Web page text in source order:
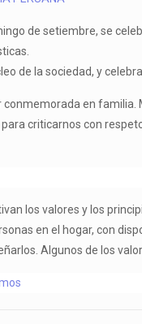
de setiembre, se
de la sociedad, y
conmemorada en
criticarnos con
los valores y los
en el hogar, con
Algunos de los